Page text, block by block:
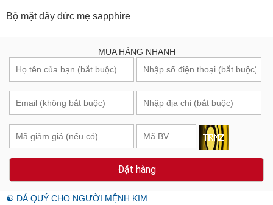
Bộ mặt dây đức mẹ sapphire
MUA HÀNG NHANH
Đặt hàng
☯ ĐÁ QUÝ CHO NGƯỜI MỆNH KIM